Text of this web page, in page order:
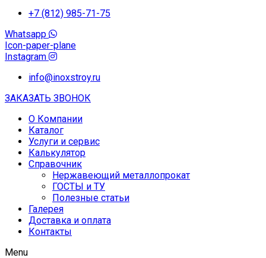
+7 (812) 985-71-75
Whatsapp
Icon-paper-plane
Instagram
info@inoxstroy.ru
ЗАКАЗАТЬ ЗВОНОК
О Компании
Каталог
Услуги и сервис
Калькулятор
Справочник
Нержавеющий металлопрокат
ГОСТЫ и ТУ
Полезные статьи
Галерея
Доставка и оплата
Контакты
Menu